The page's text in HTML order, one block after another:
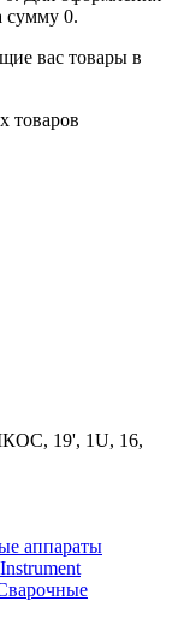
сумму 0.
вас товары в
товаров
19', 1U, 16,
аппараты